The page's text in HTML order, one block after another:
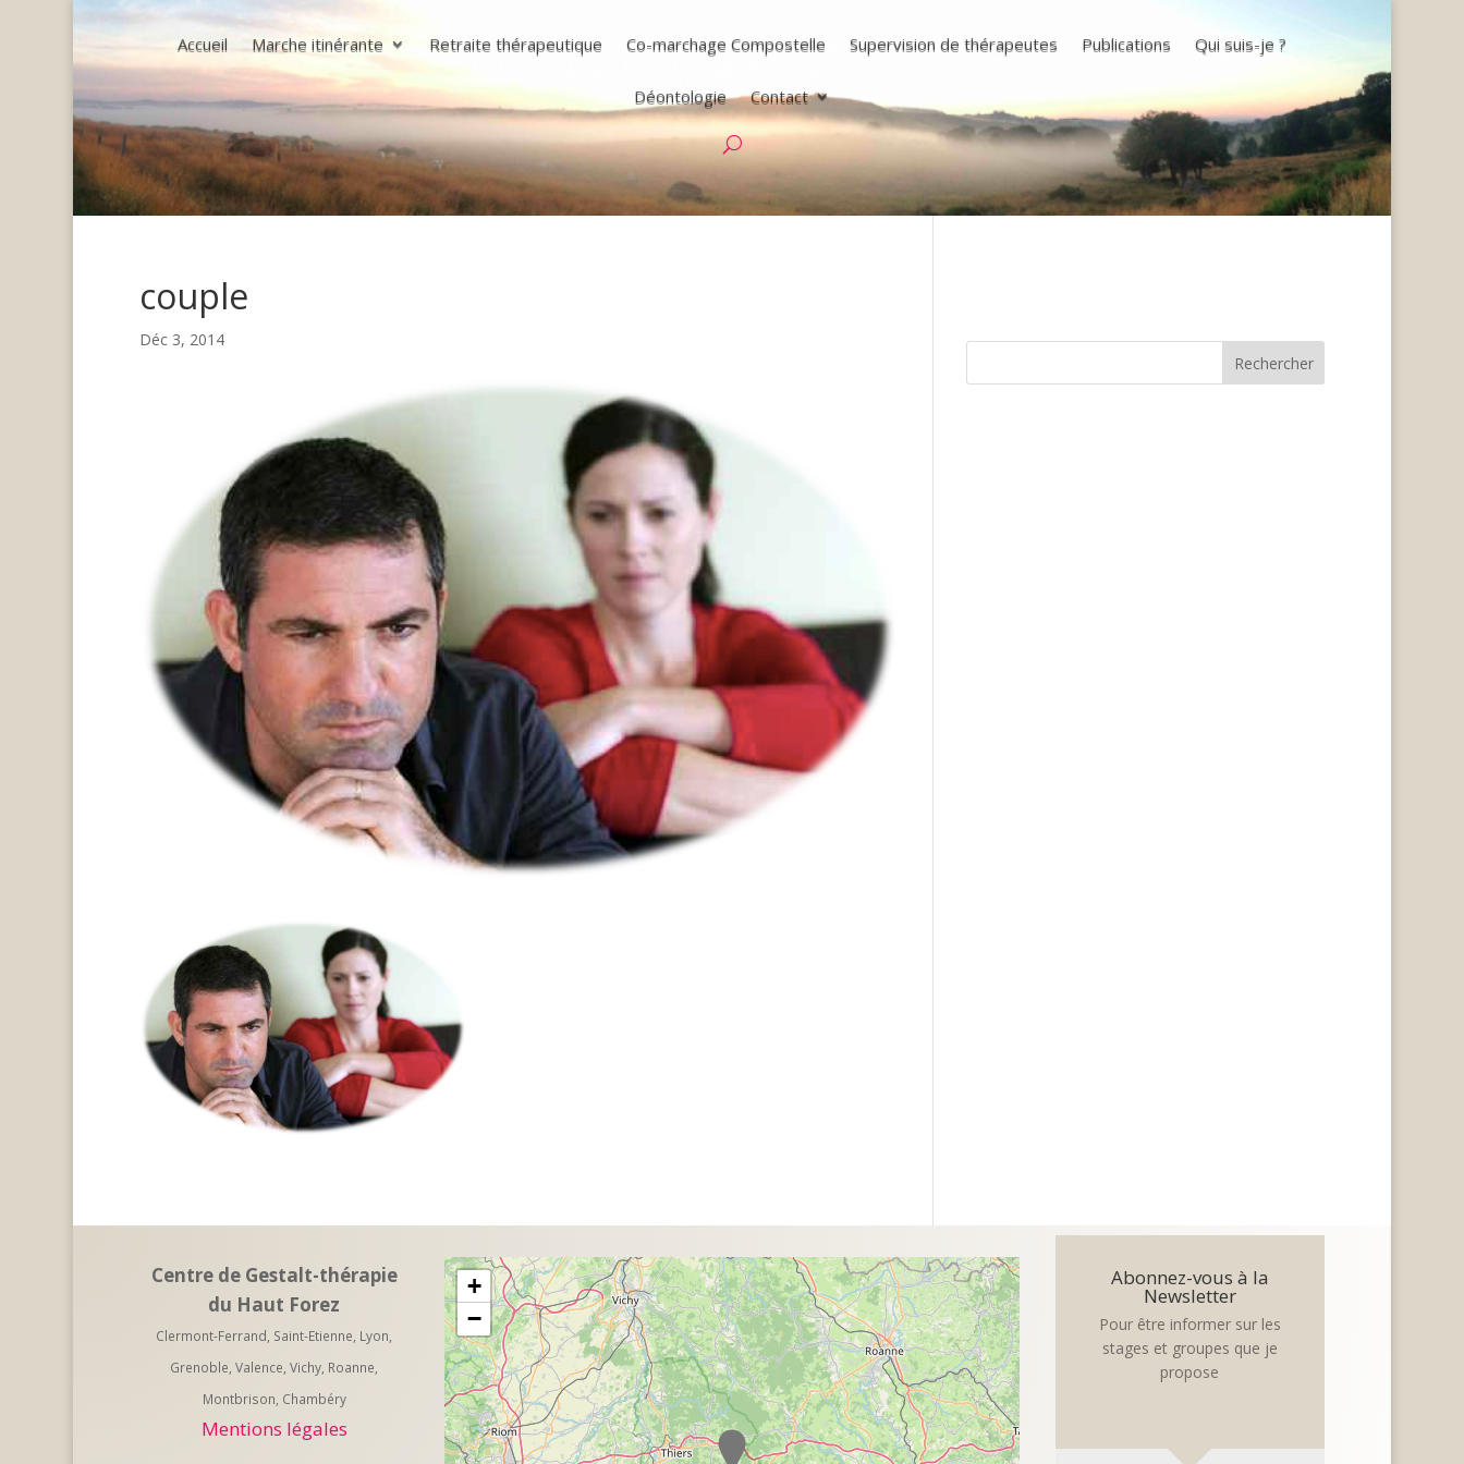
Accueil Marche itinérante Retraite thérapeutique Co-marchage Compostelle Supervision de thérapeutes Publications Qui suis-je ?
Déontologie Contact
couple
Déc 3, 2014
Centre de Gestalt-thérapie
du Haut Forez
Clermont-Ferrand, Saint-Etienne, Lyon,
Grenoble, Valence, Vichy, Roanne,
Montbrison, Chambéry
Mentions légales
+
−
Abonnez-vous à la
Newsletter
Pour être informer sur les
stages et groupes que je
propose